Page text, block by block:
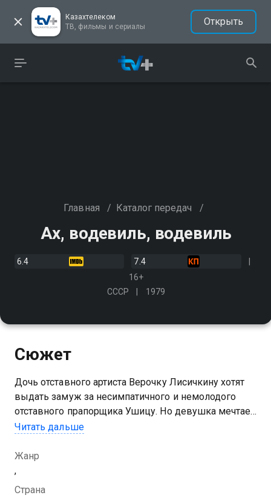
Казахтелеком
ТВ, фильмы и сериалы
Открыть
Главная / Каталог передач /
Ах, водевиль, водевиль
6.4
7.4
16+
СССР
1979
Сюжет
Дочь отставного артиста Верочку Лисичкину хотят
выдать замуж за несимпатичного и немолодого
отставного прапорщика Ушицу. Но девушка мечтает
стать артисткой и буквально бредит водевилем
Читать дальше
Жанр
,
Страна